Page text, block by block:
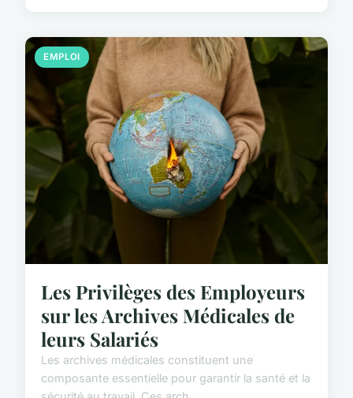
EMPLOI
Les Privilèges des Employeurs
sur les Archives Médicales de
leurs Salariés
Les archives médicales constituent une
composante essentielle pour garantir la santé et la